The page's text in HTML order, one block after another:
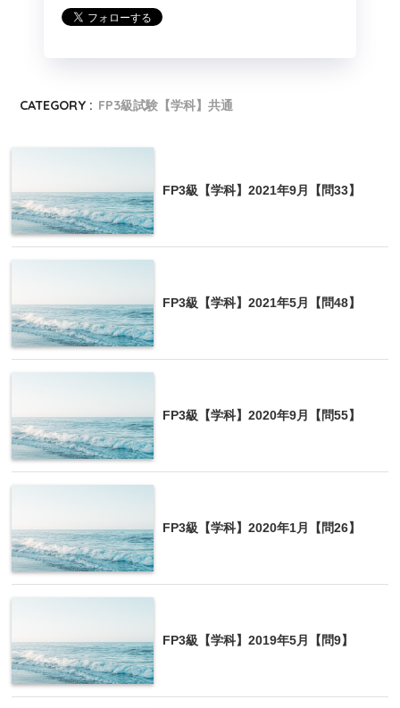
CATEGORY : FP3級試験【学科】共通
FP3級【学科】2021年9月【問33】
FP3級【学科】2021年5月【問48】
FP3級【学科】2020年9月【問55】
FP3級【学科】2020年1月【問26】
FP3級【学科】2019年5月【問9】